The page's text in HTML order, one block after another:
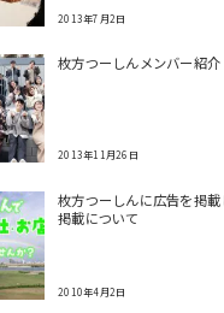
2013年7月2日
枚方つーしんメンバー紹介
2013年11月26日
枚方つーしんに広告を掲
掲載について
2010年4月2日